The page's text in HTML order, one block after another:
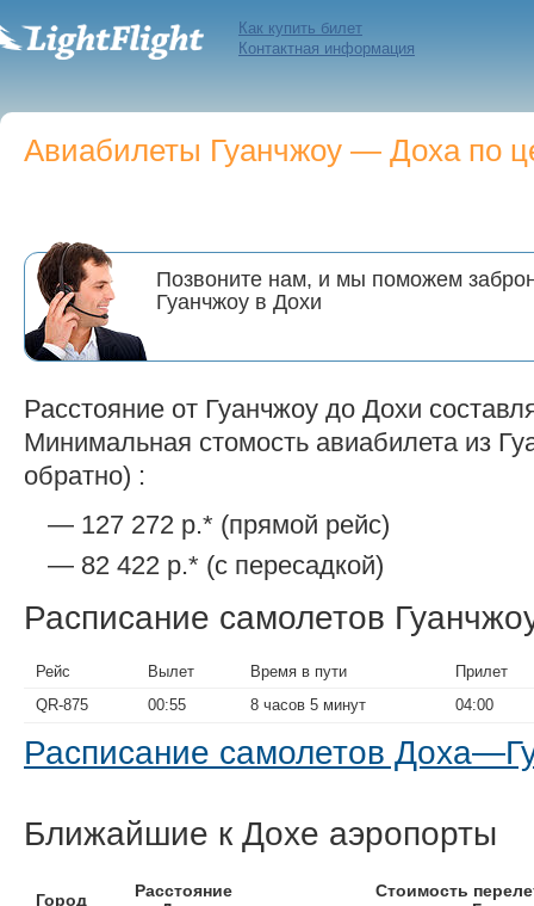
Как купить билет
Контактная информация
Авиабилеты Гуанчжоу — Доха по
Позвоните нам, и мы поможем
Гуанчжоу в Дохи
Расстояние от Гуанчжоу до Дохи
Минимальная стомость авиабилета из
обратно) :
— 127 272 р.* (прямой рейс)
— 82 422 р.* (с пересадкой)
Расписание самолетов
Рейс Вылет Время в пути
Прилет
QR-875
00:55 8 часов 5 минут 04:00
Расписание самолетов
Ближайшие к Дохе аэропорты
Город
Расстояние
Стоимость